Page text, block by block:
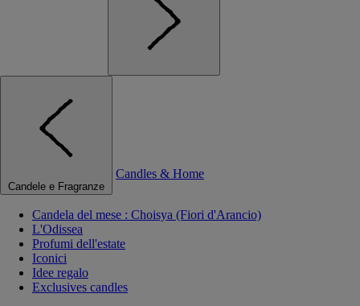
Candele e Fragranze
Candles & Home
Candela del mese : Choisya (Fiori d'Arancio)
L'Odissea
Profumi dell'estate
Iconici
Idee regalo
Exclusives candles